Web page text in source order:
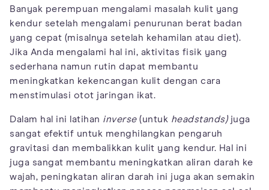
Banyak perempuan mengalami masalah kulit yang
kendur setelah mengalami penurunan berat badan
yang cepat (misalnya setelah kehamilan atau diet).
Jika Anda mengalami hal ini, aktivitas fisik yang
sederhana namun rutin dapat membantu
meningkatkan kekencangan kulit dengan cara
menstimulasi otot jaringan ikat.
Dalam hal ini latihan inverse (untuk headstands)juga
sangat efektif untuk menghilangkan pengaruh
gravitasi dan membalikkan kulit yang kendur. Hal ini
juga sangat membantu meningkatkan aliran darah ke
wajah, peningkatan aliran darah ini juga akan semakin